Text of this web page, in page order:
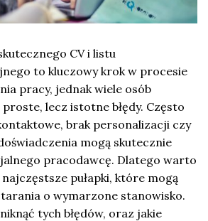
CV i listu
to kluczowy krok w procesie
pracy, jednak wiele osób
lecz istotne błędy. Często
brak personalizacji czy
mogą skutecznie
pracodawcę. Dlatego warto
pułapki, które mogą
o wymarzone stanowisko.
tych błędów, oraz jakie